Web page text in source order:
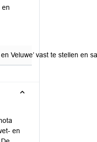
en
Veluwe’ vast te stellen
en